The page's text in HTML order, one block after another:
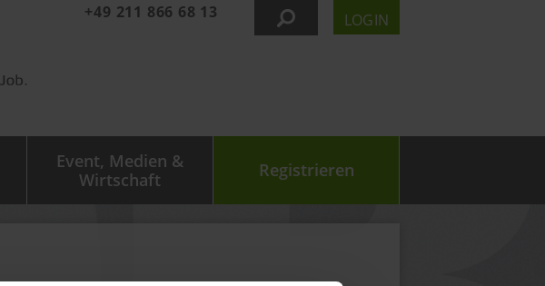
+49 211 866 68 13 LOGIN
Event, Medien &
Wirtschaft
Registrieren